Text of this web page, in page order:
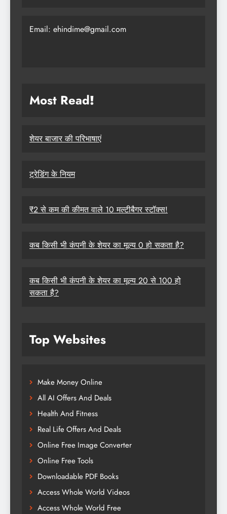
Email: ehindime@gmail.com
Most Read!
शेयर बाजार की परिभाषाएं
ट्रेडिंग के नियम
₹2 से कम की कीमत वाले 10 मल्टीबैगर स्टॉक्स!
कब किसी भी कंपनी के शेयर का मूल्य 0 हो सकता है?
कब किसी भी कंपनी के शेयर का मूल्य 20 से 100 हो
सकता है?
Top Websites
Make Money Online
All AI Offers And Deals
Health And Fitness
Real Life Offers And Deals
Online Free Image Converter
Online Free Tools
Downloadable PDF Books
Access Whole World Videos
Access Whole World Free